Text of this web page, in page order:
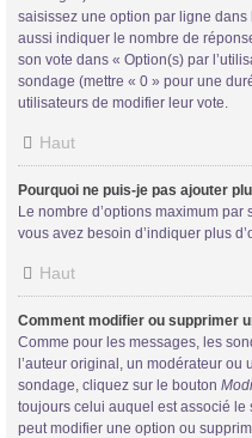
saisissez une option par ligne
aussi indiquer le nombre de
son vote dans « Option(s) par
sondage (mettre « 0 » pour une
utilisateurs de modifier leur vote.
Haut
Pourquoi ne puis-je pas ajouter
Le nombre d’options maximum par
vous avez besoin d’indiquer plus
Haut
Comment modifier ou supprimer
Comme pour les messages, les
l’auteur original, un modérateur ou
sondage, cliquez sur le bouton
toujours celui auquel est associé le
peut modifier une option ou